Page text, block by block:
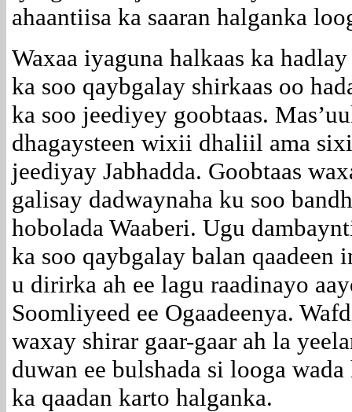
ahaantiisa ka saaran halganka
Waxaa iyaguna halkaas ka
ka soo qaybgalay shirkaas oo
ka soo jeediyey goobtaas.
dhagaysteen wixii dhaliil ama
jeediyay Jabhadda. Goobtaas
galisay dadwaynaha ku soo
hobolada Waaberi. Ugu
ka soo qaybgalay balan qaadeen
u dirirka ah ee lagu raadinayo
Soomliyeed ee Ogaadeenya.
waxay shirar gaar-gaar ah la
duwan ee bulshada si looga
ka qaadan karto halganka.